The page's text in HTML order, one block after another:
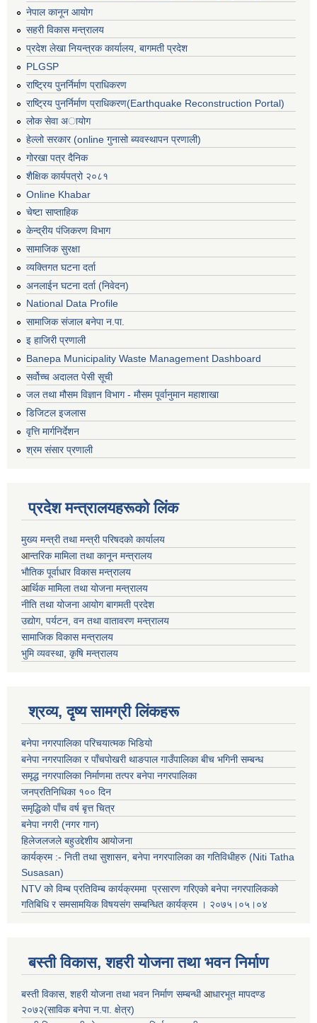
नेपाल कानून आयोग
सहरी विकास मन्त्रालय
प्रदेश लेखा नियन्त्रक कार्यालय, बागमती प्रदेश
PLGSP
राष्ट्रिय पुनर्निर्माण प्राधिकरण
राष्ट्रिय पुनर्निर्माण प्राधिकरण(Earthquake Reconstruction Portal)
लोक सेवा अायोग
हेल्लो सरकार (online गुनासो ब्यवस्थापन प्रणाली)
गोरखा पत्र दैनिक
शैक्षिक कार्यपत्रो २०८१
Online Khabar
चेष्टा साप्ताहिक
केन्द्रीय पंजिकरण विभाग
सामाजिक सुरक्षा
व्यक्तिगत घटना दर्ता
अनलाईन घटना दर्ता (निवेदन)
National Data Profile
सामाजिक संजाल बनेपा न.पा.
इ हाजिरी प्रणाली
Banepa Municipality Waste Management Dashboard
सर्वोच्च अदालत पेसी सूची
जल तथा मौसम विज्ञान विभाग - मौसम पूर्वानुमान महाशाखा
डिजिटल इजलास
वृत्ति मार्गनिर्देशन
श्रम संसार प्रणाली
प्रदेश मन्त्रालयहरूको लिंक
मुख्य मन्त्री तथा मन्त्री परिषदको कार्यालय
आन्तरिक मामिला तथा कानून मन्त्रालय
भाैतिक पूर्वाधार विकास मन्त्रालय
आर्थिक मामिला तथा योजना मन्त्रालय
नीति तथा योजना आयोग बागमती प्रदेश
उद्योग, पर्यटन, वन तथा वातावरण मन्त्रालय
सामाजिक विकास मन्त्रालय
भुमि व्यवस्था, कृषि मन्त्रालय
श्रव्य, दृष्य सामग्री लिंकहरू
बनेपा नगरपालिका परिचयात्मक भिडियो
बनेपा नगरपालिका र पाँचपोखरी थाङपाल गाउँपालिका बीच भगिनी सम्बन्ध
समृद्ध नगरपालिका निर्माणमा तत्पर बनेपा नगरपालिका
जनप्रतिनिधिका १०० दिन
समृद्धिको पाँच वर्ष बृत्त चित्र
बनेपा नगरी (नगर गान)
हिलेजलजले बहुउद्देशीय आयोजना
कार्यक्रम :- निती तथा सुशासन, बनेपा नगरपालिका का गतिविधीहरु (Niti Tatha
Susasan)
NTV को विम्ब प्रतिविम्ब कार्यक्रममा प्रसारण गरिएकोबनेपा नगरपालिकको
गतिबिधि र समसामयिक विषयसंग सम्बन्धित कार्यक्रम । २०७५।०५।०४
बस्ती विकास, शहरी योजना तथा भवन निर्माण
बस्ती विकास, शहरी योजना तथा भवन निर्माण सम्बन्धीआधारभूत मापदण्ड
२०७२(साविक बनेपा न.पा. क्षेत्र)